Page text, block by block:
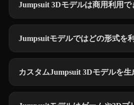
Jumpsuit 3Dモデルは商用利用で
Jumpsuitモデルではどの形式を
カスタムJumpsuit 3Dモデルを生